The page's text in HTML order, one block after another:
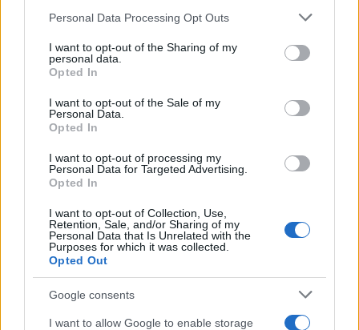
Personal Data Processing Opt Outs
I want to opt-out of the Sharing of my
personal data.
Opted In
I want to opt-out of the Sale of my
Personal Data.
Opted In
I want to opt-out of processing my
Personal Data for Targeted Advertising.
Opted In
I want to opt-out of Collection, Use,
Retention, Sale, and/or Sharing of my
Personal Data that Is Unrelated with the
Purposes for which it was collected.
Opted Out
Google consents
I want to allow Google to enable storage
Kako bi smanjili rizik od uboda, stručnjaci savjetuju
blizini osa i stršljena te preporučuju da pokrijete
hranu i slatka pića kada boravite na otvorenom. Iako
pravovremena reakcija i prepoznavanje opasnih
simptoma mogu biti presudni za očuvanje zdravlja.
#stršljen